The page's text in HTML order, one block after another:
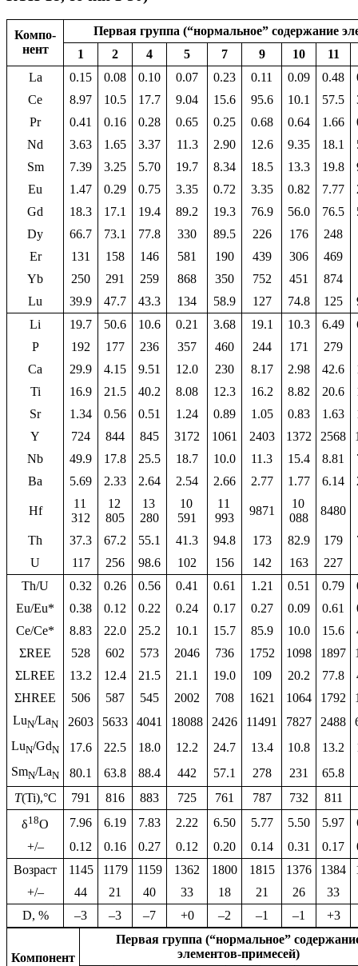
Компо-
нент
Первая группа (“нормальное” содержание
1
2 4 5 7 9 10
11
La
0.15 0.08 0.10 0.07 0.23 0.11 0.09 0.48
Ce
8.97 10.5 17.7 9.04 15.6 95.6 10.1 57.5
Pr
0.41 0.16 0.28 0.65 0.25 0.68 0.64 1.66
Nd
3.63 1.65 3.37 11.3 2.90 12.6 9.35 18.1
Sm
7.39 3.25 5.70 19.7 8.34 18.5 13.3 19.8
Eu
1.47 0.29 0.75 3.35 0.72 3.35 0.82 7.77
Gd
18.3 17.1 19.4 89.2 19.3 76.9 56.0 76.5
Dy
66.7 73.1 77.8 330 89.5 226 176
248
Er
131 158 146 581 190 439 306
469
Yb
250 291 259 868 350 752 451
874
Lu
39.9 47.7 43.3 134 58.9 127 74.8 125
Li
19.7 50.6 10.6 0.21 3.68 19.1 10.3 6.49
P
192 177 236 357 460 244 171
279
Ca
29.9 4.15 9.51 12.0 230 8.17 2.98 42.6
Ti
16.9 21.5 40.2 8.08 12.3 16.2 8.82 20.6
Sr
1.34 0.56 0.51 1.24 0.89 1.05 0.83 1.63
Y
724 844 845 3172 1061 2403 1372 2568
Nb
49.9 17.8 25.5 18.7 10.0 11.3 15.4 8.81
Ba
5.69 2.33 2.64 2.54 2.66 2.77 1.77 6.14
Hf
11
312
12
805
13
280
10
591
11
993
9871
10
088
8480
Th 37.3 67.2 55.1 41.3 94.8 173 82.9 179
U
117 256 98.6 102 156 142 163
227
Th/U
0.32 0.26 0.56 0.41 0.61 1.21 0.51 0.79
Eu/Eu*
0.38 0.12 0.22 0.24 0.17 0.27 0.09 0.61
Ce/Ce*
8.83 22.0 25.2 10.1 15.7 85.9 10.0 15.6
ΣREE
528 602 573 2046 736 1752 1098 1897
ΣLREE
13.2 12.4 21.5 21.1 19.0 109 20.2 77.8
ΣHREE
506 587 545 2002 708 1621 1064 1792
LuN/LaN 2603 5633 4041 18088 2426 11491 7827 2488
LuN/GdN 17.6 22.5 18.0 12.2 24.7 13.4 10.8 13.2
SmN/LaN 80.1 63.8 88.4 442 57.1 278 231
65.8
T(Ti),°C 791 816 883 725 761 787 732
811
δ18O 7.96 6.19 7.83 2.22 6.50 5.77 5.50 5.97
+/–
0.12 0.16 0.27 0.12 0.20 0.14 0.31 0.17
Возраст
1145 1179 1159 1362 1800 1815 1376 1384
+/–
44 21 40 33 18 21 26
33
D, %
–3 –3 –7 +0 –2 –1 –1 +3
Компонент
Первая группа (“нормальное”
элементов-примесей)